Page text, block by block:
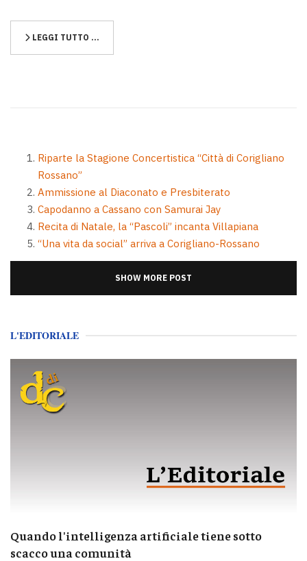
LEGGI TUTTO …
Riparte la Stagione Concertistica “Città di Corigliano
Rossano”
Ammissione al Diaconato e Presbiterato
Capodanno a Cassano con Samurai Jay
Recita di Natale, la “Pascoli” incanta Villapiana
“Una vita da social” arriva a Corigliano-Rossano
SHOW MORE POST
L'EDITORIALE
Quando l'intelligenza artificiale tiene sotto
scacco una comunità